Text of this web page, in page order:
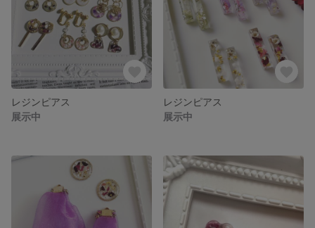
レジンピアス
展示中
レジンピアス
展示中